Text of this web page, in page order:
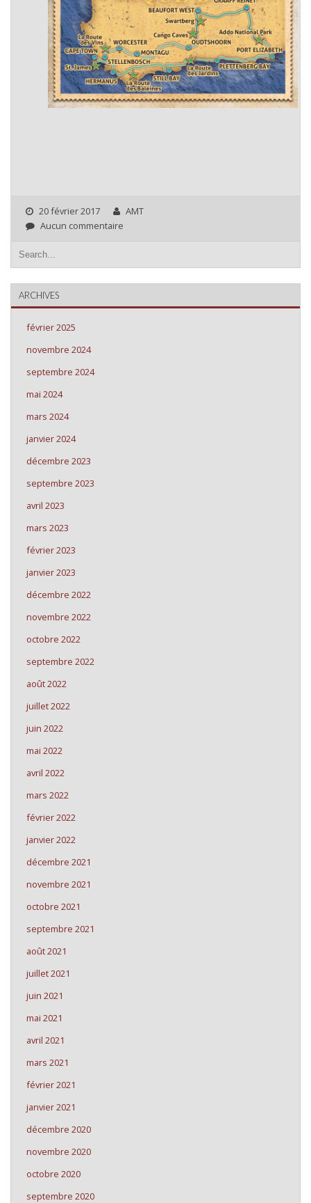
20 février 2017
AMT
Aucun commentaire
ARCHIVES
février 2025
novembre 2024
septembre 2024
mai 2024
mars 2024
janvier 2024
décembre 2023
septembre 2023
avril 2023
mars 2023
février 2023
janvier 2023
décembre 2022
novembre 2022
octobre 2022
septembre 2022
août 2022
juillet 2022
juin 2022
mai 2022
avril 2022
mars 2022
février 2022
janvier 2022
décembre 2021
novembre 2021
octobre 2021
septembre 2021
août 2021
juillet 2021
juin 2021
mai 2021
avril 2021
mars 2021
février 2021
janvier 2021
décembre 2020
novembre 2020
octobre 2020
septembre 2020